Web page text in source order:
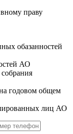
праву
обазанностей
АО
годовом общем
лиц АО